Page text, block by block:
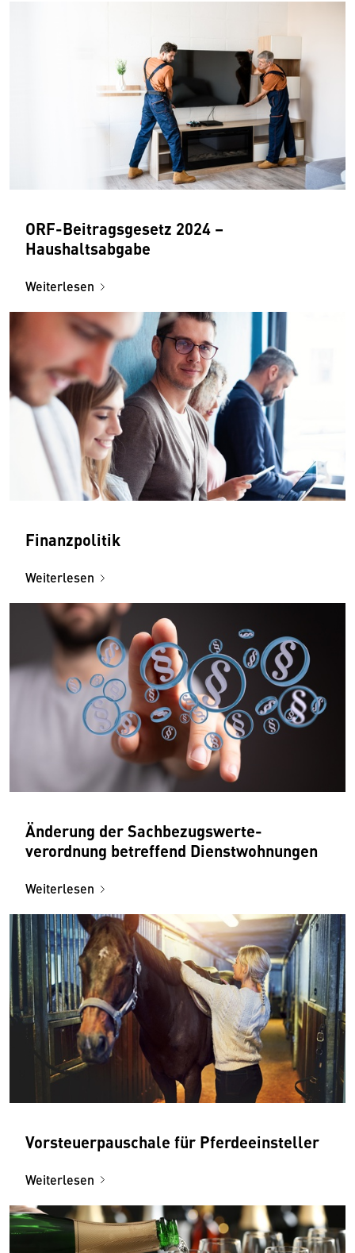
ORF-Beitragsgesetz 2024 –
Haushaltsabgabe
Weiterlesen
Finanzpolitik
Weiterlesen
Änderung der Sachbezugs­werte­
verordnung betreffend Dienst­wohnungen
Weiterlesen
Vorsteuerpauschale für Pferdeeinsteller
Weiterlesen